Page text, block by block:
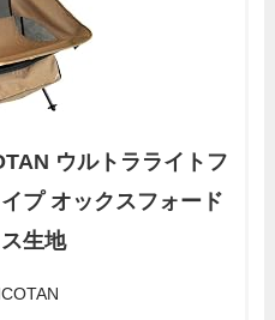
ウルトラライトフ
プ オックスフォード
生地